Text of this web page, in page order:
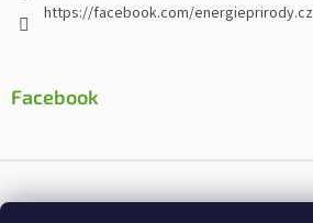
https://facebook.com/energieprirody.cz
Facebook